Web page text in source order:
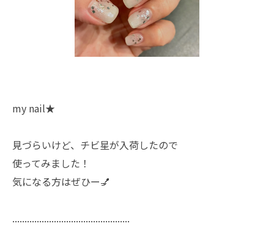
my nail★
見づらいけど、チビ星が入荷したので
使ってみました！
気になる方はぜひー💅
................................................